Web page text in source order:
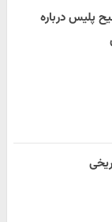
پلیس درباره